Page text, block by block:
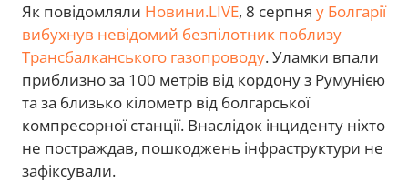
Як повідомляли Новини.LIVE, 8 серпня у Болгарії
вибухнув невідомий безпілотник поблизу
Трансбалканського газопроводу. Уламки впали
приблизно за 100 метрів від кордону з Румунією
та за близько кілометр від болгарської
компресорної станції. Внаслідок інциденту ніхто
не постраждав, пошкоджень інфраструктури не
зафіксували.